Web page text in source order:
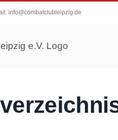
info@combatclubleipzig.de